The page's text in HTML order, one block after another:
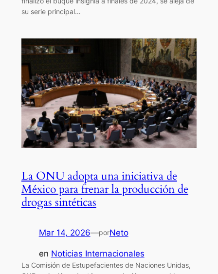
su serie principal…
La ONU adopta una iniciativa de
México para frenar la producción de
drogas sintéticas
Mar 14, 2026—porNeto
en Noticias Internacionales
La Comisión de Estupefacientes de Naciones Unidas,